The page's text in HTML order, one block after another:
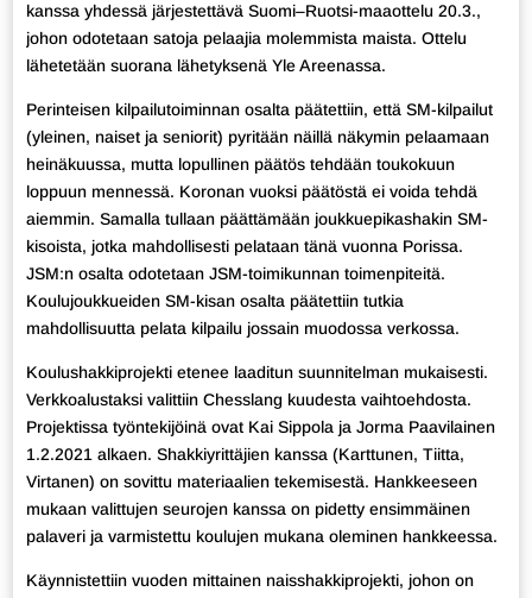
kanssa yhdessä järjestettävä Suomi–Ruotsi-maaottelu 20.3.,
johon odotetaan satoja pelaajia molemmista maista. Ottelu
lähetetään suorana lähetyksenä Yle Areenassa.
Perinteisen kilpailutoiminnan osalta päätettiin, että SM-kilpailut
(yleinen, naiset ja seniorit) pyritään näillä näkymin pelaamaan
heinäkuussa, mutta lopullinen päätös tehdään toukokuun
loppuun mennessä. Koronan vuoksi päätöstä ei voida tehdä
aiemmin. Samalla tullaan päättämään joukkuepikashakin SM-
kisoista, jotka mahdollisesti pelataan tänä vuonna Porissa.
JSM:n osalta odotetaan JSM-toimikunnan toimenpiteitä.
Koulujoukkueiden SM-kisan osalta päätettiin tutkia
mahdollisuutta pelata kilpailu jossain muodossa verkossa.
Koulushakkiprojekti etenee laaditun suunnitelman mukaisesti.
Verkkoalustaksi valittiin Chesslang kuudesta vaihtoehdosta.
Projektissa työntekijöinä ovat Kai Sippola ja Jorma Paavilainen
1.2.2021 alkaen. Shakkiyrittäjien kanssa (Karttunen, Tiitta,
Virtanen) on sovittu materiaalien tekemisestä. Hankkeeseen
mukaan valittujen seurojen kanssa on pidetty ensimmäinen
palaveri ja varmistettu koulujen mukana oleminen hankkeessa.
Käynnistettiin vuoden mittainen naisshakkiprojekti, johon on